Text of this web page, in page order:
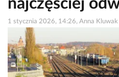
najczęściej
1 stycznia 2026, 14:26, Anna Kluwak